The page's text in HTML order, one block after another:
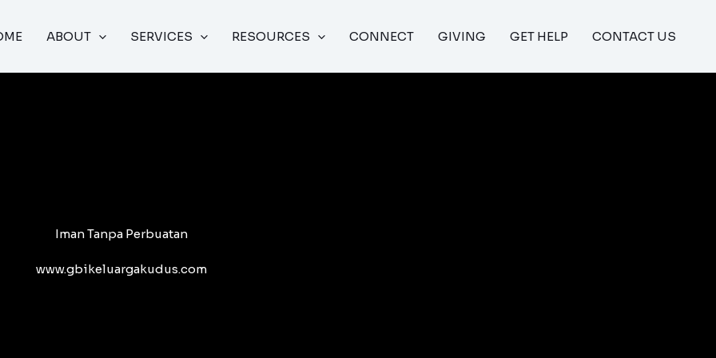
ABOUT SERVICES RESOURCES CONNECT GIVING GET HELP CONTACT US
Iman Tanpa Perbuatan
www.gbikeluargakudus.com